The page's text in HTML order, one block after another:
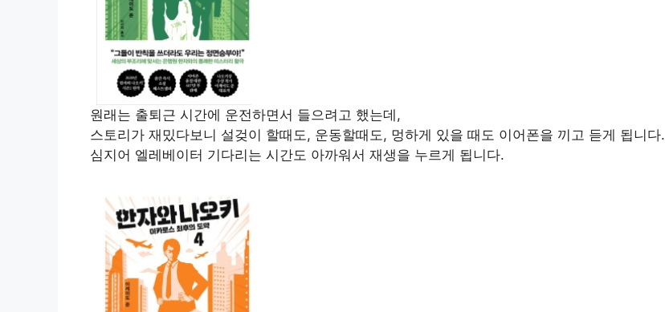
원래는 출퇴근 시간에 운전하면서 들으려고 했는데,
스토리가 재밌다보니 설겆이 할때도, 운동할때도, 멍하게 있을 때도 이어폰을 끼고 듣게 됩니다.
심지어 엘레베이터 기다리는 시간도 아까워서 재생을 누르게 됩니다.